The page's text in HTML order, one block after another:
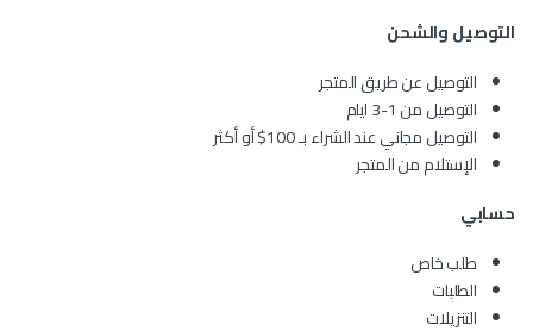
التوصيل والشحن
التوصيل عن طريق المتجر
التوصيل من 1-3 ايام
التوصيل مجاني عند الشراء بـ 100$ أو أكثر
الإستلام من المتجر
حسابي
طلب خاص
الطلبات
التنزيلات